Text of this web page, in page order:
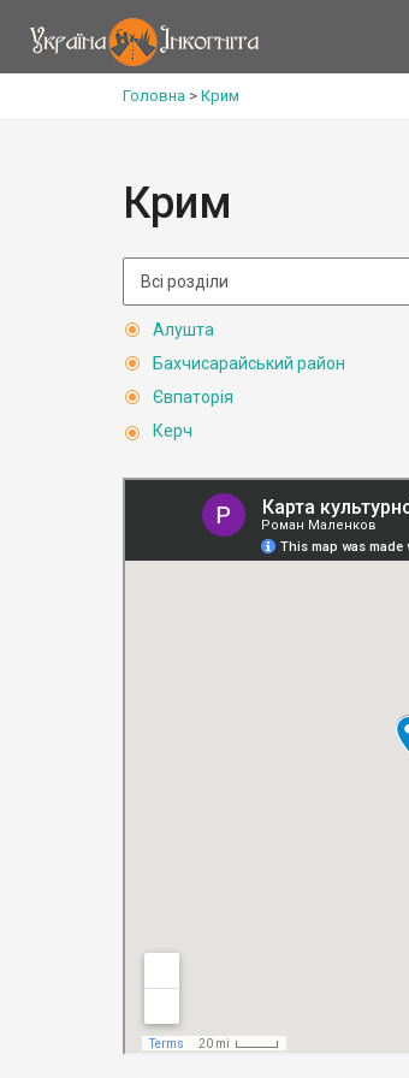
Головна > Крим
Крим
Алушта
Бахчисарайський район
Євпаторія
Керч